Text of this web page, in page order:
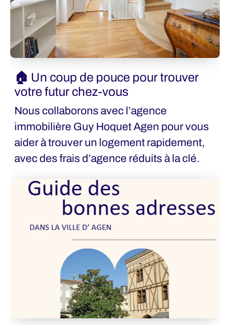
🏠 Un coup de pouce pour trouver
votre futur chez-vous
Nous collaborons avec l’agence
immobilière Guy Hoquet Agen pour vous
aider à trouver un logement rapidement,
avec des frais d’agence réduits à la clé.